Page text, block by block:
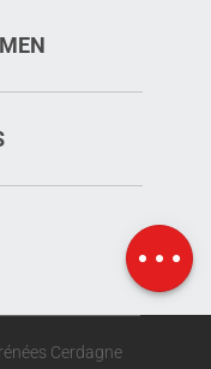
Kaart
Cerdagne